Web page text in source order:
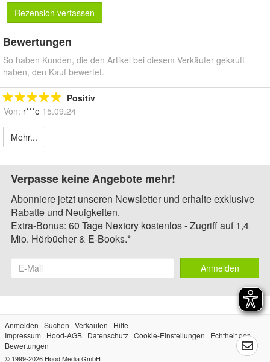
Rezension verfassen
Bewertungen
So haben Kunden, die den Artikel bei diesem Verkäufer gekauft
haben, den Kauf bewertet.
Positiv
Von: r***e 15.09.24
Mehr...
Verpasse keine Angebote mehr!
Abonniere jetzt unseren Newsletter und erhalte exklusive
Rabatte und Neuigkeiten.
Extra-Bonus: 60 Tage Nextory kostenlos - Zugriff auf 1,4
Mio. Hörbücher & E-Books.*
Anmelden
Anmelden Suchen Verkaufen
Hilfe
Impressum
Hood-AGB Datenschutz Cookie-Einstellungen
Echtheit der
Bewertungen
© 1999-2026 Hood Media GmbH